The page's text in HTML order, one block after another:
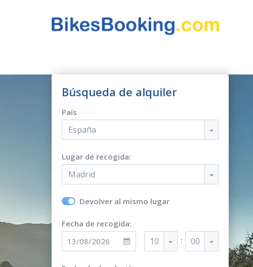
Búsqueda de alquiler
País
España
Lugar de recogida:
Madrid
Devolver al mismo lugar
Fecha de recogida:
10 : 00